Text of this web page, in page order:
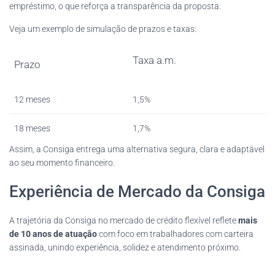
empréstimo, o que reforça a transparência da proposta.
Veja um exemplo de simulação de prazos e taxas:
Prazo Taxa a.m.
12 meses 1,5%
18 meses 1,7%
Assim, a Consiga entrega uma alternativa segura, clara e adaptável
ao seu momento financeiro.
Experiência de Mercado da Consiga
A trajetória da Consiga no mercado de crédito flexível refletemais
de 10 anos de atuaçãocom foco em trabalhadores com carteira
assinada, unindo experiência, solidez e atendimento próximo.